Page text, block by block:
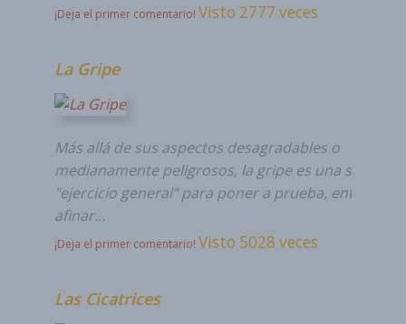
¡Deja el primer comentario! Visto 2777 veces
La Gripe
Más allá de sus aspectos desagradables o
medianamente peligrosos, la gripe es una suerte
"ejercicio general" para poner a prueba, entrenar y
afinar…
¡Deja el primer comentario! Visto 5028 veces
Las Cicatrices